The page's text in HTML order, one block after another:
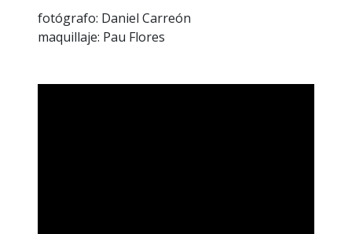
fotógrafo: Daniel Carreón
maquillaje: Pau Flores